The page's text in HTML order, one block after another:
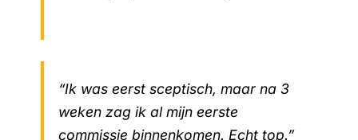
“Ik was eerst sceptisch, maar na 3
weken zag ik al mijn eerste
commissie binnenkomen. Echt top.”